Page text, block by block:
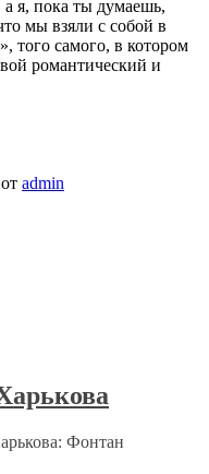
а я, пока ты думаешь,
мы взяли с собой в
того самого, в котором
романтический и
admin
Фонтан